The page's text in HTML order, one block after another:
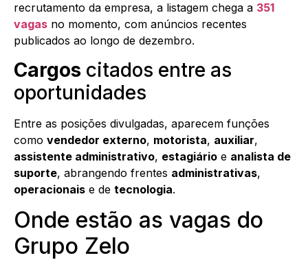
recrutamento da empresa, a listagem chega a 351
vagas no momento, com anúncios recentes
publicados ao longo de dezembro.
Cargos citados entre as
oportunidades
Entre as posições divulgadas, aparecem funções
como vendedor externo, motorista, auxiliar,
assistente administrativo, estagiário e analista de
suporte, abrangendo frentes administrativas,
operacionais e de tecnologia.
Onde estão as vagas do
Grupo Zelo